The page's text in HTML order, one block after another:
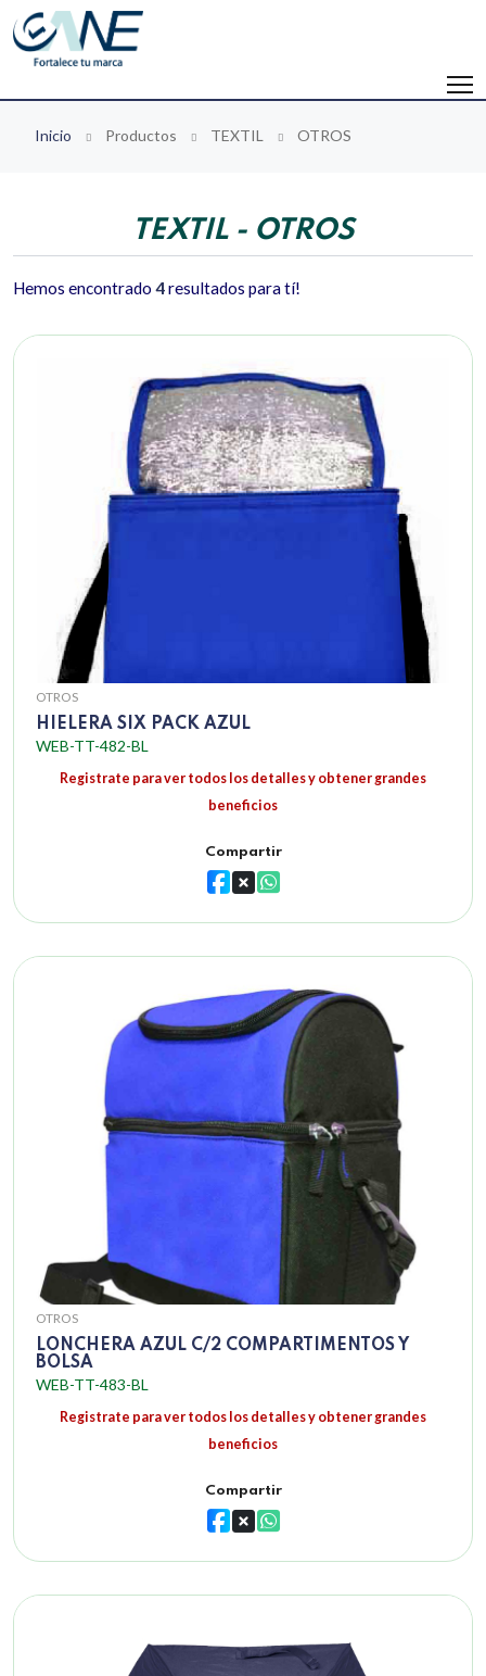
Inicio Productos TEXTIL OTROS
TEXTIL - OTROS
Hemos encontrado 4resultados para tí!
OTROS
HIELERA SIX PACK AZUL
WEB-TT-482-BL
Registrate para ver todos los detalles y obtener grandes
beneficios
Compartir
OTROS
LONCHERA AZUL C/2 COMPARTIMENTOS Y
BOLSA
WEB-TT-483-BL
Registrate para ver todos los detalles y obtener grandes
beneficios
Compartir